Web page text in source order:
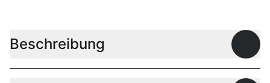
Beschreibung